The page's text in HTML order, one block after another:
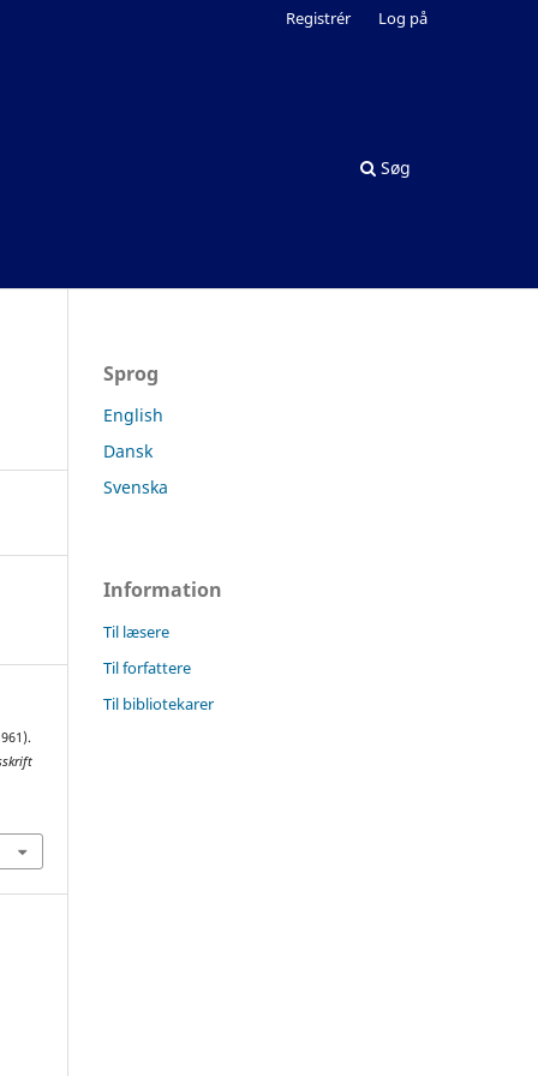
Søg
Registrér Log på
Sprog
English
Dansk
Svenska
Information
Til læsere
Til forfattere
Til bibliotekarer